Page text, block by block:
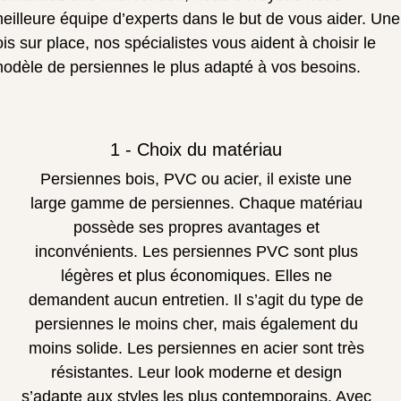
équipe d’experts dans le but de vous aider. Une
sur place, nos spécialistes vous aident à choisir le
de persiennes le plus adapté à vos besoins.
1 - Choix du matériau
Persiennes bois, PVC ou acier, il existe une
large gamme de persiennes. Chaque matériau
possède ses propres avantages et
inconvénients. Les persiennes PVC sont plus
légères et plus économiques. Elles ne
demandent aucun entretien. Il s’agit du type de
persiennes le moins cher, mais également du
moins solide. Les persiennes en acier sont très
résistantes. Leur look moderne et design
s’adapte aux styles les plus contemporains. Avec